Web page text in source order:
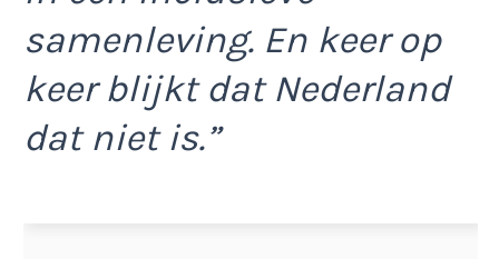
samenleving. En keer op
keer blijkt dat Nederland
dat niet is.”